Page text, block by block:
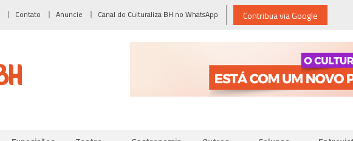
Contato Anuncie Canal do Culturaliza BH no WhatsApp Contribua via Google